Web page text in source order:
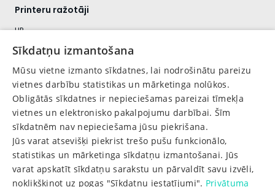
Printeru ražotāji
HP
Canon
Kyocera
Brother
Lexmark
Konica minolta
Pantum
2020-2026 © www.www.e-kartridzi.lv. Visas tiesības aizsargātas.
This site is protected by reCAPTCHA and the GooglePrivacy Policy
andTerms of Serviceapply.
Sīkdatņu izmantošana
Mūsu vietne izmanto sīkdatnes, lai nodrošinātu pareizu
vietnes darbību statistikas un mārketinga nolūkos.
Obligātās sīkdatnes ir nepieciešamas pareizai tīmekļa
vietnes un elektronisko pakalpojumu darbībai. Šīm
sīkdatnēm nav nepieciešama jūsu piekrišana.
Jūs varat atsevišķi piekrist trešo pušu funkcionālo,
statistikas un mārketinga sīkdatņu izmantošanai. Jūs
varat apskatīt sīkdatņu sarakstu un pārvaldīt savu izvēli,
noklikšķinot uz pogas "Sīkdatņu iestatījumi". Privātuma